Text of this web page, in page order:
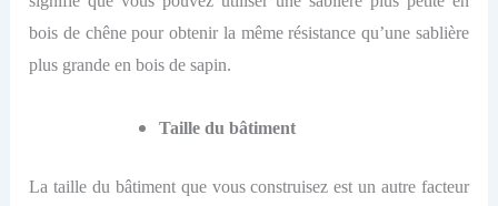
bois de chêne pour obtenir la même résistance qu’une sablière
plus grande en bois de sapin.
Taille du bâtiment
La taille du bâtiment que vous construisez est un autre facteur